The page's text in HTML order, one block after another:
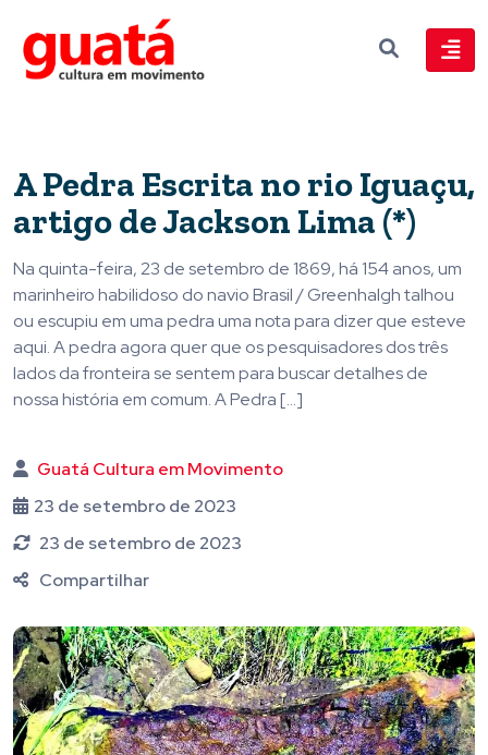
A Pedra Escrita no rio Iguaçu,
artigo de Jackson Lima (*)
Na quinta-feira, 23 de setembro de 1869, há 154 anos, um
marinheiro habilidoso do navio Brasil / Greenhalgh talhou
ou escupiu em uma pedra uma nota para dizer que esteve
aqui. A pedra agora quer que os pesquisadores dos três
lados da fronteira se sentem para buscar detalhes de
nossa história em comum. A Pedra […]
Guatá Cultura em Movimento
23 de setembro de 2023
23 de setembro de 2023
Compartilhar